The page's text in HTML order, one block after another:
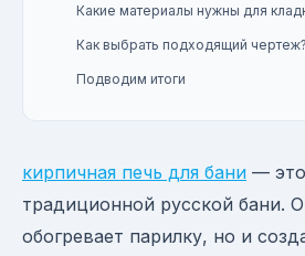
Какие материалы нужны для
Как выбрать подходящий чертеж?
Подводим итоги
кирпичная печь для бани —
традиционной русской бани.
обогревает парилку, но и